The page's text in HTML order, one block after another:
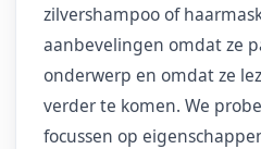
zilvershampoo of
aanbevelingen omdat ze
onderwerp en omdat ze
verder te komen. We
focussen op